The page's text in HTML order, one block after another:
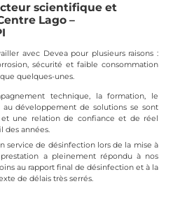
scientifique et
Lago –
avec Devea pour plusieurs raisons :
sécurité et faible consommation
quelques-unes.
technique, la formation, le
au développement de solutions se sont
une relation de confiance et de réel
des années.
service de désinfection lors de la mise à
a pleinement répondu à nos
au rapport final de désinfection et à la
de délais très serrés.